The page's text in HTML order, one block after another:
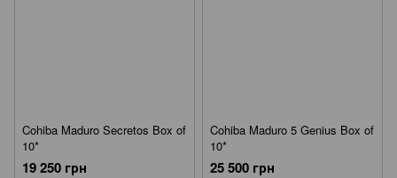
Cohiba Maduro Secretos Box of
10*
19 250 грн
Cohiba Maduro 5 Genius Box of
10*
25 500 грн